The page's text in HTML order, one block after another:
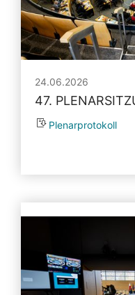
24.06.2026
47.
Plenarprotokoll